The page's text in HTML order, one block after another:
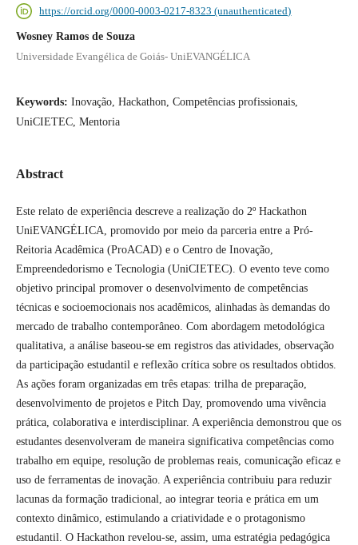
https://orcid.org/0000-0003-0217-8323 (unauthenticated)
Wosney Ramos de Souza
Universidade Evangélica de Goiás- UniEVANGÉLICA
Keywords: Inovação, Hackathon, Competências profissionais,
UniCIETEC, Mentoria
Abstract
Este relato de experiência descreve a realização do 2º Hackathon
UniEVANGÉLICA, promovido por meio da parceria entre a Pró-
Reitoria Acadêmica (ProACAD) e o Centro de Inovação,
Empreendedorismo e Tecnologia (UniCIETEC). O evento teve como
objetivo principal promover o desenvolvimento de competências
técnicas e socioemocionais nos acadêmicos, alinhadas às demandas do
mercado de trabalho contemporâneo. Com abordagem metodológica
qualitativa, a análise baseou-se em registros das atividades, observação
da participação estudantil e reflexão crítica sobre os resultados obtidos.
As ações foram organizadas em três etapas: trilha de preparação,
desenvolvimento de projetos e Pitch Day, promovendo uma vivência
prática, colaborativa e interdisciplinar. A experiência demonstrou que os
estudantes desenvolveram de maneira significativa competências como
trabalho em equipe, resolução de problemas reais, comunicação eficaz e
uso de ferramentas de inovação. A experiência contribuiu para reduzir
lacunas da formação tradicional, ao integrar teoria e prática em um
contexto dinâmico, estimulando a criatividade e o protagonismo
estudantil. O Hackathon revelou-se, assim, uma estratégia pedagógica